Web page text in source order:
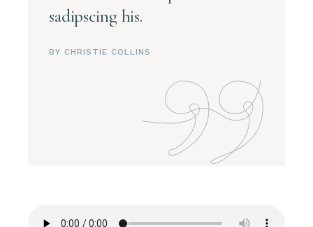
sadipscing his.
BY CHRISTIE COLLINS